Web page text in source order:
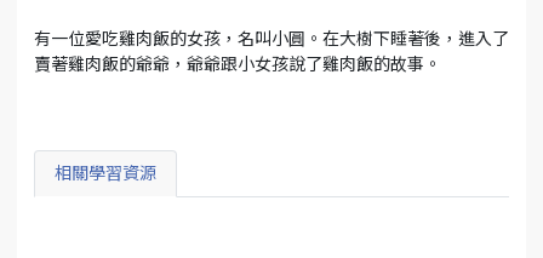
有一位愛吃雞肉飯的女孩，名叫小圓。在大樹下睡著後，進入了
賣著雞肉飯的爺爺，爺爺跟小女孩說了雞肉飯的故事。
相關學習資源